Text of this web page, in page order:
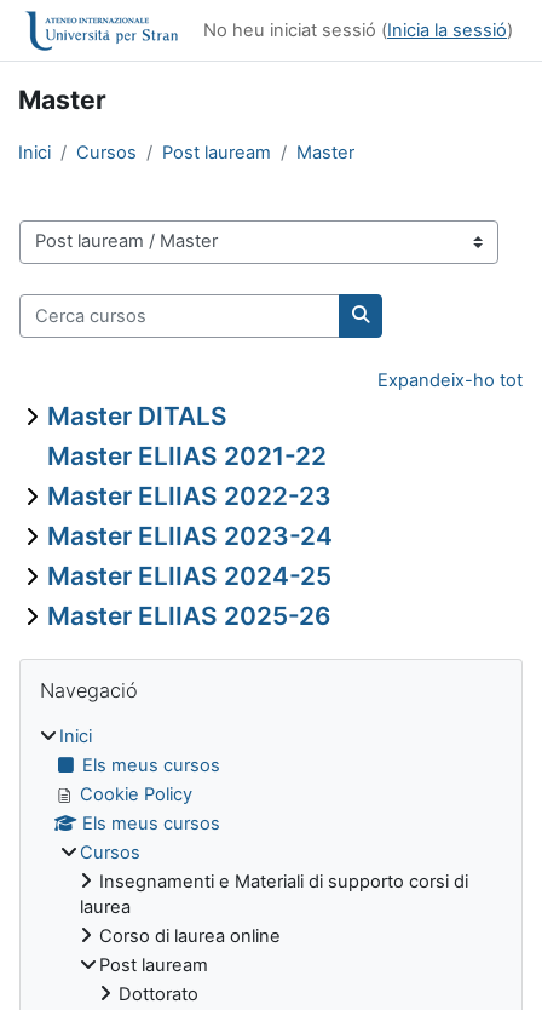
Ves al contingut principal
No heu iniciat sessió (Inicia la sessió)
Master
Inici Cursos Post lauream Master
Categories de cursos
Cerca cursos
Cerca cursos
Expandeix-ho tot
Master DITALS
Master ELIIAS 2021-22
Master ELIIAS 2022-23
Master ELIIAS 2023-24
Master ELIIAS 2024-25
Master ELIIAS 2025-26
Blocs
Navegació
Inici
Els meus cursos
Cookie Policy
Els meus cursos
Cursos
Insegnamenti e Materiali di supporto corsi di
laurea
Corso di laurea online
Post lauream
Dottorato